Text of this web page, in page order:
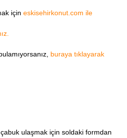
içineskisehirkonut.com ile
buraya tıklayarak
çabuk ulaşmak için soldaki formdan